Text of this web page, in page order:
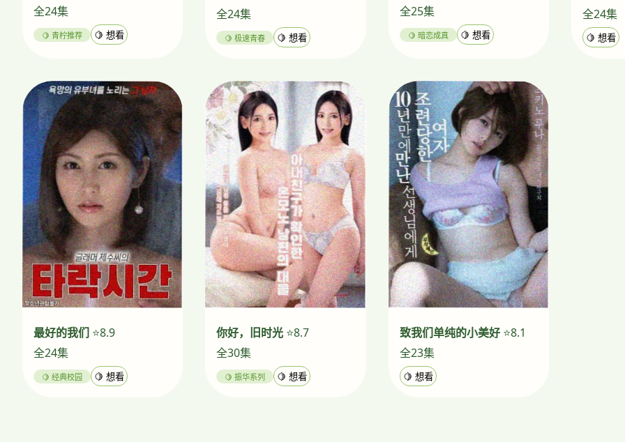
全24集
🍋 青柠推荐 🍋 想看
全24集
🍋 极速青春 🍋 想看
全25集
🍋 暗恋成真 🍋 想看
全24集
🍋 想看
最好的我们 ⭐8.9
全24集
🍋 经典校园 🍋 想看
你好，旧时光 ⭐8.7
全30集
🍋 振华系列 🍋 想看
致我们单纯的小美好⭐8.1
全23集
🍋 想看